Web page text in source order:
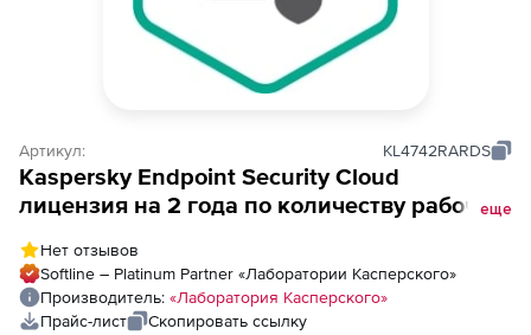
Артикул: KL4742RARDS
Kaspersky Endpoint Security Cloud
лицензия на 2 года по количеству рабочих
еще
Нет отзывов
Softline – Platinum Partner «Лаборатории Касперского»
Производитель: «Лаборатория Касперского»
Прайс-лист
Скопировать ссылку